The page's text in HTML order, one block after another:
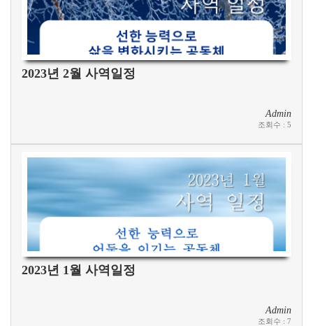
2023년 2월 사역일정
Admin
조회수 : 5
2023년 1월 사역일정
Admin
조회수 : 7